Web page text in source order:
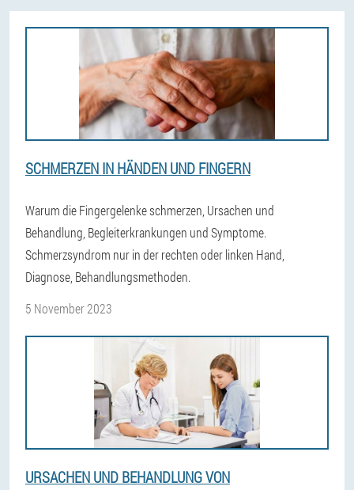
SCHMERZEN IN HÄNDEN UND FINGERN
Warum die Fingergelenke schmerzen, Ursachen und
Behandlung, Begleiterkrankungen und Symptome.
Schmerzsyndrom nur in der rechten oder linken Hand,
Diagnose, Behandlungsmethoden.
5 November 2023
URSACHEN UND BEHANDLUNG VON